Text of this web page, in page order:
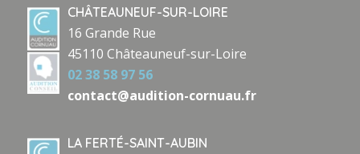
CHÂTEAUNEUF-SUR-LOIRE
16 Grande Rue
45110 Châteauneuf-sur-Loire
02 38 58 97 56
contact@audition-cornuau.fr
LA FERTÉ-SAINT-AUBIN